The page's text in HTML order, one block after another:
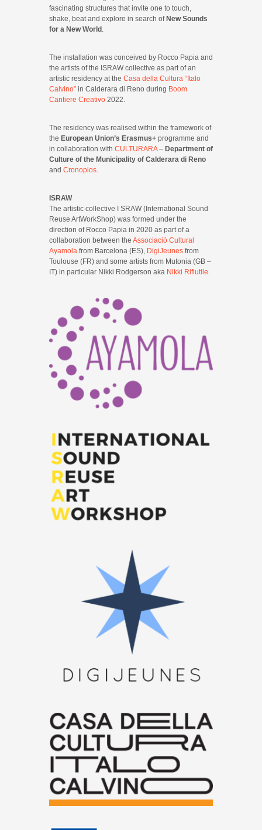
fascinating structures that invite one to touch,
shake, beat and explore in search of New Sounds
for a New World .
The installation was conceived by Rocco Papia and
the artists of the ISRAW collective as part of an
artistic residency at the Casa della Cultura “Italo
Calvino” in Calderara di Reno during Boom
Cantiere Creativo 2022.
The residency was realised within the framework of
the European Union’s Erasmus+ programme and
in collaboration with CULTURARA– Department of
Culture of the Municipality of Calderara di Reno
and Cronopios.
ISRAW
The artistic collective I SRAW (International Sound
Reuse ArtWorkShop) was formed under the
direction of Rocco Papia in 2020 as part of a
collaboration between the Associació Cultural
Ayamola from Barcelona (ES), DigiJeunes from
Toulouse (FR) and some artists from Mutonia (GB –
IT) in particular Nikki Rodgerson aka Nikki Rifiutile.